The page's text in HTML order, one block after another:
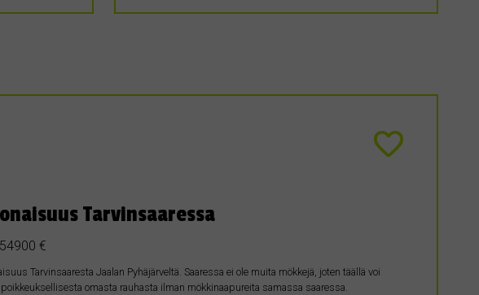
Tarvinsaaressa
54900 €
Tarvinsaaresta Jaalan Pyhäjärveltä. Saaressa ei ole muita mökkejä, joten täällä voi
omasta rauhasta ilman mökkinaapureita samassa saaressa.